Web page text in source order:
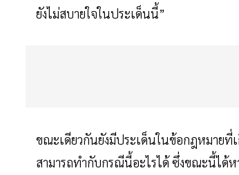
ยังไม่สบายใจในประเด็นนี้”
ขณะเดียวกันยังมีประเด็นในข้อกฎหมายที่เ
สามารถทำกับกรณีนี้อะไรได้ ซึ่งขณะนี้ได้